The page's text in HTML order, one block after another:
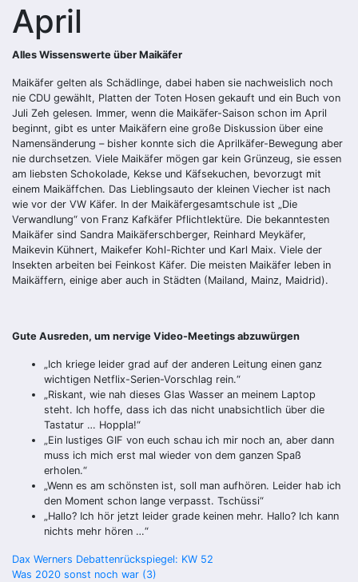
April
Alles Wissenswerte über Maikäfer
Maikäfer gelten als Schädlinge, dabei haben sie nachweislich noch
nie CDU gewählt, Platten der Toten Hosen gekauft und ein Buch von
Juli Zeh gelesen. Immer, wenn die Maikäfer-Saison schon im April
beginnt, gibt es unter Maikäfern eine große Diskussion über eine
Namensänderung – bisher konnte sich die Aprilkäfer-Bewegung aber
nie durchsetzen. Viele Maikäfer mögen gar kein Grünzeug, sie essen
am liebsten Schokolade, Kekse und Käfsekuchen, bevorzugt mit
einem Maikäffchen. Das Lieblingsauto der kleinen Viecher ist nach
wie vor der VW Käfer. In der Maikäfergesamtschule ist „Die
Verwandlung“ von Franz Kafkäfer Pflichtlektüre. Die bekanntesten
Maikäfer sind Sandra Maikäferschberger, Reinhard Meykäfer,
Maikevin Kühnert, Maikefer Kohl-Richter und Karl Maix. Viele der
Insekten arbeiten bei Feinkost Käfer. Die meisten Maikäfer leben in
Maikäffern, einige aber auch in Städten (Mailand, Mainz, Maidrid).
Gute Ausreden, um nervige Video-Meetings abzuwürgen
„Ich kriege leider grad auf der anderen Leitung einen ganz
wichtigen Netflix-Serien-Vorschlag rein.“
„Riskant, wie nah dieses Glas Wasser an meinem Laptop
steht. Ich hoffe, dass ich das nicht unabsichtlich über die
Tastatur … Hoppla!“
„Ein lustiges GIF von euch schau ich mir noch an, aber dann
muss ich mich erst mal wieder von dem ganzen Spaß
erholen.“
„Wenn es am schönsten ist, soll man aufhören. Leider hab ich
den Moment schon lange verpasst. Tschüssi“
„Hallo? Ich hör jetzt leider grade keinen mehr. Hallo? Ich kann
nichts mehr hören …“
Beitragsnavigation
Dax Werners Debattenrückspiegel: KW 52
Was 2020 sonst noch war (3)